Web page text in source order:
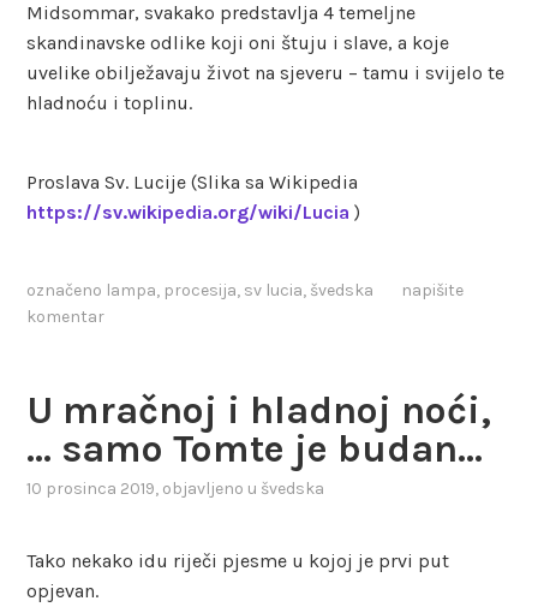
Midsommar, svakako predstavlja 4 temeljne
skandinavske odlike koji oni štuju i slave, a koje
uvelike obilježavaju život na sjeveru – tamu i svijelo te
hladnoću i toplinu.
Proslava Sv. Lucije (Slika sa Wikipedia
https://sv.wikipedia.org/wiki/Lucia )
označeno lampa, procesija, sv lucia, švedska
napišite
komentar
U mračnoj i hladnoj noći,
… samo Tomte je budan…
10 prosinca 2019, objavljeno u švedska
Tako nekako idu riječi pjesme u kojoj je prvi put
opjevan.